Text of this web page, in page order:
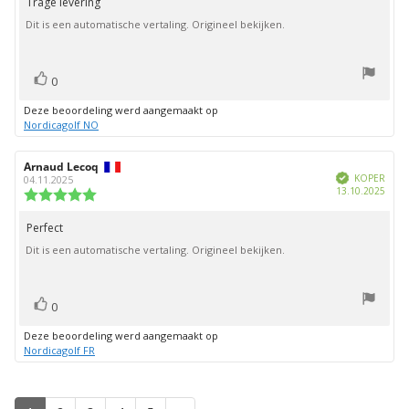
5
sterren
Beoordelingstekst:
Dit is een automatische vertaling. Origineel bekijken.
Stem
omhoog
0
Deze beoordeling werd aangemaakt op
Nordicagolf NO
Auteur
van
deze
beoordeling:
Arnaud Lecoq
04.11.2025
sterren
Geverifieerd
KOPER
13.10.2025
Beoordelingstekst:
Perfect
Dit is een automatische vertaling. Origineel bekijken.
Stem
omhoog
0
Deze beoordeling werd aangemaakt op
Nordicagolf FR